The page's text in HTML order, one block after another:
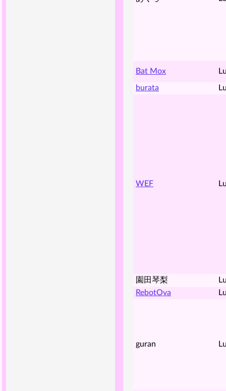
Bat Mox
burata
WEF
園田琴梨
RebotOva
guran